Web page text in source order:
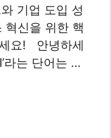
기업 도입 성
혁신을 위한 핵
요! 안녕하세
라는 단어는 …